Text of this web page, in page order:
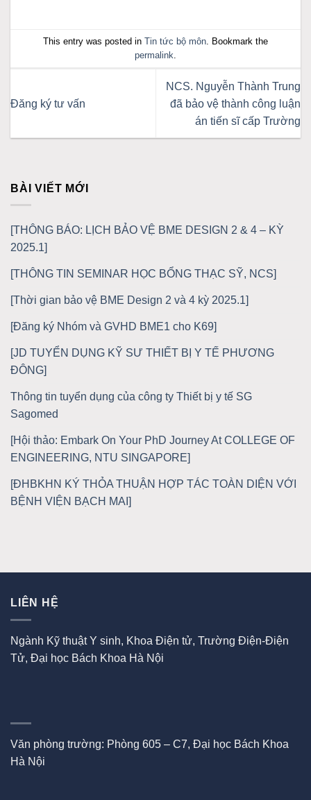
This entry was posted in Tin tức bộ môn . Bookmark the
permalink
Đăng ký tư vấn
NCS. Nguyễn Thành Trung
đã bảo vệ thành công luận
án tiến sĩ cấp Trường
BÀI VIẾT MỚI
[THÔNG BÁO: LỊCH BẢO VỆ BME DESIGN 2 & 4 – KỲ
2025.1]
[THÔNG TIN SEMINAR HỌC BỔNG THẠC SỸ, NCS]
[Thời gian bảo vệ BME Design 2 và 4 kỳ 2025.1]
[Đăng ký Nhóm và GVHD BME1 cho K69]
[JD TUYỂN DỤNG KỸ SƯ THIẾT BỊ Y TẾ PHƯƠNG
ĐÔNG]
Thông tin tuyển dụng của công ty Thiết bị y tế SG
Sagomed
[Hội thảo: Embark On Your PhD Journey At COLLEGE OF
ENGINEERING, NTU SINGAPORE]
[ĐHBKHN KÝ THỎA THUẬN HỢP TÁC TOÀN DIỆN VỚI
BỆNH VIỆN BẠCH MAI]
LIÊN HỆ
Ngành Kỹ thuật Y sinh, Khoa Điện tử, Trường Điện-Điện
Tử, Đại học Bách Khoa Hà Nội
Văn phòng trường: Phòng 605 – C7, Đại học Bách Khoa
Hà Nội